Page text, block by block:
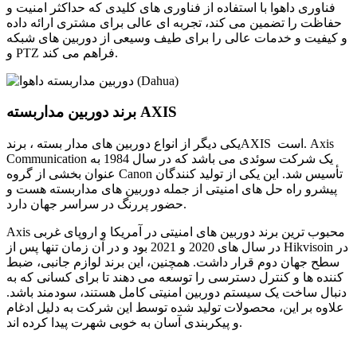
فناوری داهوا با استفاده از فناوری های کلیدی که حداکثر امنیت و
حفاظت را تضمین می کند، تجربه ای عالی برای مشتری ارائه داده
و کیفیت و خدمات عالی را برای طیف وسیعی از دوربین های شبکه
و PTZ فراهم می کند.
برند دوربین مداربسته AXIS
یکی دیگر از انواع دوربین های مدار بسته ، برندAXIS است. Axis
Communication یک شرکت سوئدی می باشد که در سال 1984 به
عنوان بخشی از گروه Canon تأسیس شد. این یکی از تولید کنندگان
پیشرو راه حل های امنیتی از جمله دوربین های مداربسته هست و
حضور پررنگ در سراسر جهان دارد.
Axis محبوب ترین برند دوربین های امنیتی در آمریکا و اروپای غربی
در سال های 2020 و 2021 بود و در آن زمان تنها پس از Hikvisoin در
سطح جهان دوم قرار داشت. همچنین، این برند لوازم جانبی، ضبط
کننده ها و کنترل دسترسی را توسعه می دهند تا برای کسانی که به
دنبال ساخت یک سیستم دوربین امنیتی کامل هستند، سودمند باشد.
علاوه بر این، محصولات تولید شده توسط این شرکت به دلیل ادغام
و پیکربندی آسان به خوبی شهرت پیدا کرده اند.